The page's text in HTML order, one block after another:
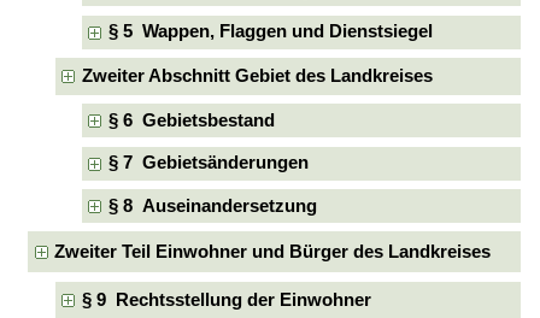
§ 5 Wappen, Flaggen und Dienstsiegel
Zweiter Abschnitt Gebiet des Landkreises
§ 6 Gebietsbestand
§ 7 Gebietsänderungen
§ 8 Auseinandersetzung
Zweiter Teil Einwohner und Bürger des Landkreises
§ 9 Rechtsstellung der Einwohner